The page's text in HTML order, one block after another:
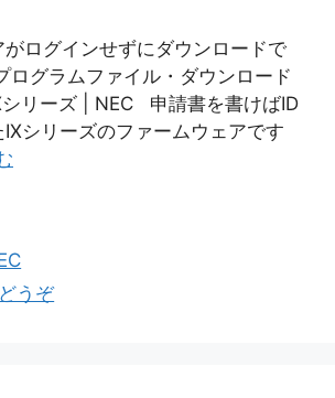
ログインせずにダウンロードで
ログラムファイル・ダウンロード
シリーズ | NEC 申請書を書けばID
シリーズのファームウェアです
うぞ